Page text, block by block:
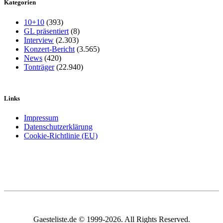
Kategorien
10+10 (393)
GL präsentiert (8)
Interview (2.303)
Konzert-Bericht (3.565)
News (420)
Tonträger(22.940)
Links
Impressum
Datenschutzerklärung
Cookie-Richtlinie (EU)
Gaesteliste.de © 1999-2026. All Rights Reserved.